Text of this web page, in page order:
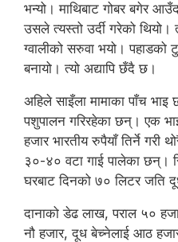
भन्यो। माथिबाट गोबर बगेर
उसले त्यस्तो उर्दी गरेको
ग्वालीको सरुवा भयो। पहाडको
बनायो। त्यो अद्यापि छँदै छ।
अहिले साइँला मामाका पाँच भाइ
पशुपालन गरिरहेका छन्। एक
हजार भारतीय रुपैयाँ तिर्ने गरी
३०-४० वटा गाई पालेका
घरबाट दिनको ७० लिटर जति
दानाको डेढ लाख, पराल ५०
नौ हजार, दूध बेच्नेलाई आठ